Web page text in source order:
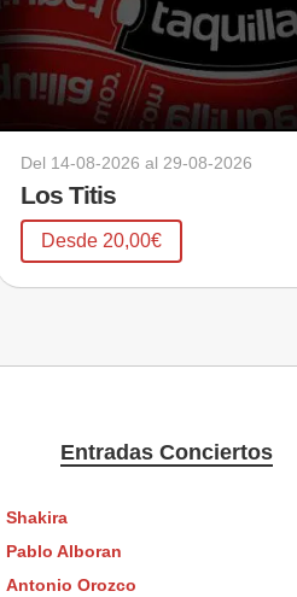
Del 14-08-2026 al 29-08-2026
Los Titis
Desde 20,00€
Entradas Conciertos
Shakira
Pablo Alboran
Antonio Orozco